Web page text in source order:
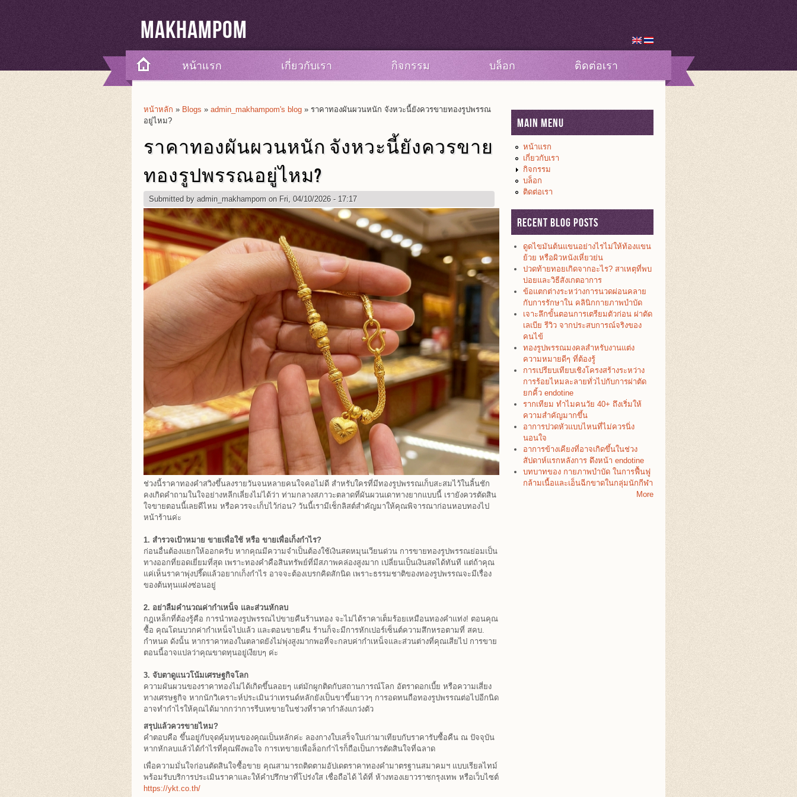
Makhampom
หน้าแรก เกี่ยวกับเรา กิจกรรม บล็อก ติดต่อเรา
You Are Here
หน้าหลัก » Blogs » admin_makhampom's blog » ราคาทองผันผวนหนัก จังหวะนี้ยังควรขายทองรูปพรรณ
อยู่ไหม?
ราคาทองผันผวนหนัก จังหวะนี้ยังควรขาย
ทองรูปพรรณอยู่ไหม?
Submitted by admin_makhampom on Fri, 04/10/2026 - 17:17
ช่วงนี้ราคาทองคำสวิงขึ้นลงรายวันจนหลายคนใจคอไม่ดี สำหรับใครที่มีทองรูปพรรณเก็บสะสมไว้ในลิ้นชัก
คงเกิดคำถามในใจอย่างหลีกเลี่ยงไม่ได้ว่า ท่ามกลางสภาวะตลาดที่ผันผวนเดาทางยากแบบนี้ เรายังควรตัดสิน
ใจขายตอนนี้เลยดีไหม หรือควรจะเก็บไว้ก่อน? วันนี้เรามีเช็กลิสต์สำคัญมาให้คุณพิจารณาก่อนหอบทองไป
หน้าร้านค่ะ
1. สำรวจเป้าหมาย ขายเพื่อใช้ หรือ ขายเพื่อเก็งกำไร?
ก่อนอื่นต้องแยกให้ออกครับ หากคุณมีความจำเป็นต้องใช้เงินสดหมุนเวียนด่วน การขายทองรูปพรรณย่อมเป็น
ทางออกที่ยอดเยี่ยมที่สุด เพราะทองคำคือสินทรัพย์ที่มีสภาพคล่องสูงมาก เปลี่ยนเป็นเงินสดได้ทันที แต่ถ้าคุณ
แค่เห็นราคาพุ่งปรี๊ดแล้วอยากเก็งกำไร อาจจะต้องเบรกคิดสักนิด เพราะธรรมชาติของทองรูปพรรณจะมีเรื่อง
ของต้นทุนแฝงซ่อนอยู่
2. อย่าลืมคำนวณค่ากำเหน็จ และส่วนหักลบ
กฎเหล็กที่ต้องรู้คือ การนำทองรูปพรรณไปขายคืนร้านทอง จะไม่ได้ราคาเต็มร้อยเหมือนทองคำแท่ง! ตอนคุณ
ซื้อ คุณโดนบวกค่ากำเหน็จไปแล้ว และตอนขายคืน ร้านก็จะมีการหักเปอร์เซ็นต์ความสึกหรอตามที่ สคบ.
กำหนด ดังนั้น หากราคาทองในตลาดยังไม่พุ่งสูงมากพอที่จะกลบค่ากำเหน็จและส่วนต่างที่คุณเสียไป การขาย
ตอนนี้อาจแปลว่าคุณขาดทุนอยู่เงียบๆ ค่ะ
3. จับตาดูแนวโน้มเศรษฐกิจโลก
ความผันผวนของราคาทองไม่ได้เกิดขึ้นลอยๆ แต่มักผูกติดกับสถานการณ์โลก อัตราดอกเบี้ย หรือความเสี่ยง
ทางเศรษฐกิจ หากนักวิเคราะห์ประเมินว่าเทรนด์หลักยังเป็นขาขึ้นยาวๆ การอดทนถือทองรูปพรรณต่อไปอีกนิด
อาจทำกำไรให้คุณได้มากกว่าการรีบเทขายในช่วงที่ราคากำลังแกว่งตัว
สรุปแล้วควรขายไหม?
คำตอบคือ ขึ้นอยู่กับจุดคุ้มทุนของคุณเป็นหลักค่ะ ลองกางใบเสร็จใบเก่ามาเทียบกับราคารับซื้อคืน ณ ปัจจุบัน
หากหักลบแล้วได้กำไรที่คุณพึงพอใจ การเทขายเพื่อล็อกกำไรก็ถือเป็นการตัดสินใจที่ฉลาด
เพื่อความมั่นใจก่อนตัดสินใจซื้อขาย คุณสามารถติดตามอัปเดตราคาทองคำมาตรฐานสมาคมฯ แบบเรียลไทม์
พร้อมรับบริการประเมินราคาและให้คำปรึกษาที่โปร่งใส เชื่อถือได้ ได้ที่ ห้างทองเยาวราชกรุงเทพ หรือเว็บไซต์
https://ykt.co.th/
Main Menu
หน้าแรก
เกี่ยวกับเรา
กิจกรรม
บล็อก
ติดต่อเรา
Recent Blog Posts
ดูดไขมันต้นแขนอย่างไรไม่ให้ท้องแขน
ย้วย หรือผิวหนังเหี่ยวย่น
ปวดท้ายทอยเกิดจากอะไร? สาเหตุที่พบ
บ่อยและวิธีสังเกตอาการ
ข้อแตกต่างระหว่างการนวดผ่อนคลาย
กับการรักษาใน คลินิกกายภาพบำบัด
เจาะลึกขั้นตอนการเตรียมตัวก่อน ผ่าตัด
เลเบีย รีวิว จากประสบการณ์จริงของ
คนไข้
ทองรูปพรรณมงคลสำหรับงานแต่ง
ความหมายดีๆ ที่ต้องรู้
การเปรียบเทียบเชิงโครงสร้างระหว่าง
การร้อยไหมละลายทั่วไปกับการผ่าตัด
ยกคิ้ว endotine
รากเทียม ทำไมคนวัย 40+ ถึงเริ่มให้
ความสำคัญมากขึ้น
อาการปวดหัวแบบไหนที่ไม่ควรนิ่ง
นอนใจ
อาการข้างเคียงที่อาจเกิดขึ้นในช่วง
สัปดาห์แรกหลังการ ดึงหน้า endotine
บทบาทของ กายภาพบำบัด ในการฟื้นฟู
กล้ามเนื้อและเอ็นฉีกขาดในกลุ่มนักกีฬา
More